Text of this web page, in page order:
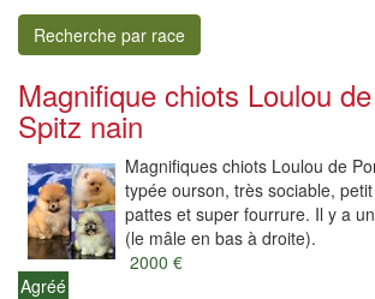
Recherche par race
Magnifique chiots Loulou
Spitz nain
Magnifiques chiots Loulou de
typée ourson, très sociable,
pattes et super fourrure. Il y a
(le mâle en bas à droite).
2000 €
Agréé